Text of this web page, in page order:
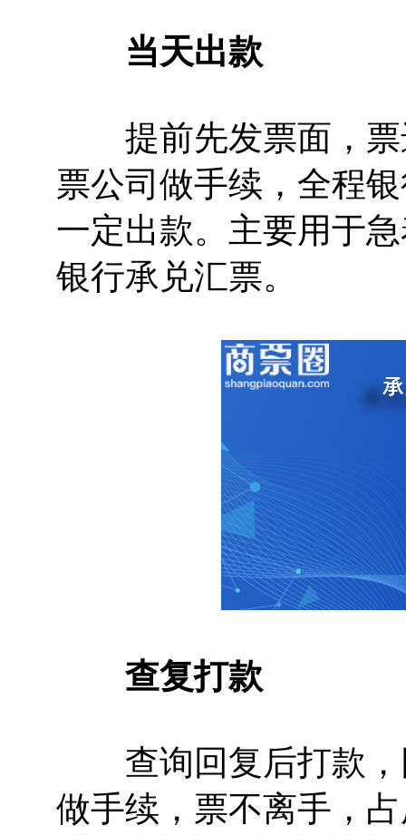
当天出款
提前先发票面，票
票公司做手续，全程
一定出款。主要用于
银行承兑汇票。
查复打款
查询回复后打款，
做手续，票不离手，